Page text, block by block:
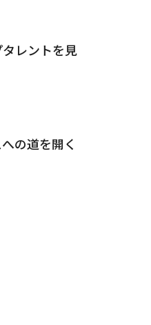
レントを見
の道を開く